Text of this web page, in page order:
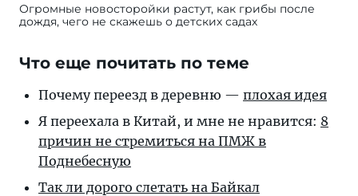
Огромные новосторойки растут, как грибы после
дождя, чего не скажешь о детских садах
Что еще почитать по теме
Почему переезд в деревню — плохая идея
Я переехала в Ки­тай, и мне не нра­вит­ся: 8
при­чин не стре­мить­ся на ПМЖ в
Поднебесную
Так ли дорого слетать на Байкал